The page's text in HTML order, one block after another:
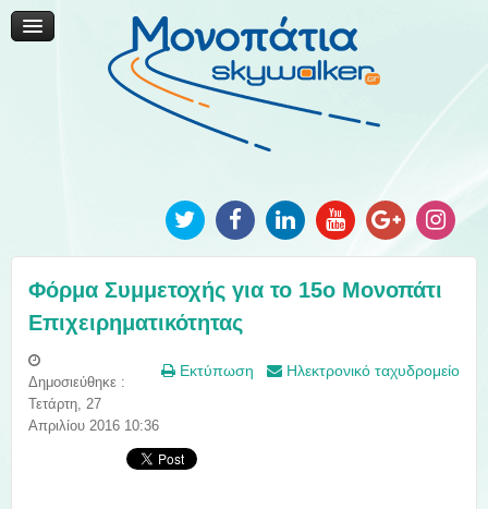
Μονοπάτια Καινοτομίας
Μονοπάτια Τοπικής Ανάπτυξης
Ανακοινώσεις
Φωτογραφίες
Φόρμα Συμμετοχής για το 15ο Μονοπάτι
Επιχειρηματικότητας
Εκτύπωση Ηλεκτρονικό ταχυδρομείο
Δημοσιεύθηκε :
Τετάρτη, 27
Απριλίου 2016 10:36